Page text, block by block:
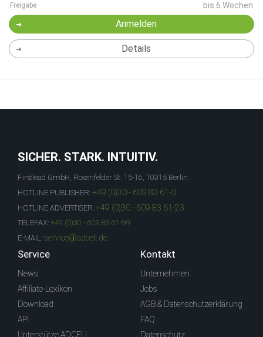
Freigabe bis 6 Wochen
Anmelden
Details
SICHER. STARK. INTUITIV.
Firstlead GmbH, Rosenfelder St. 15-16, 10315 Berlin
HOTLINE PUBLISHER: +49 (0)30 - 609 83 61-0
HOTLINE ADVERTISER: +49 (0)30 - 609 83 61-23
TELEFAX: +49 (0)30 - 609 83 61-99
E-MAIL: service@adcell.de
Service
News
Affiliate-Lexikon
Download
API
Unterstütze ADCELL
Kontakt
Unternehmen
Jobs
AGB & Datenschutzerklärung
FAQ
Datenschutz